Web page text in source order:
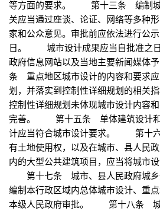
等方面的要求。 第十三条 编制城
关应当通过座谈、论证、网络等多种
家和公众意见。审批前应依法进行公
日。 城市设计成果应当自批准之日
政府信息网站以及当地主要新闻媒
条 重点地区城市设计的内容和要求
划，并落实到控制性详细规划的相
控制性详细规划未体现城市设计内容
完善。 第十五条 单体建筑设计和
计应当符合城市设计要求。 第十
有土地使用权，以及在城市、县人民
内的大型公共建筑项目，应当将城市设
第十七条 城市、县人民政府城乡
编制本行政区域内总体城市设计、重
本级人民政府审批。 第十八条 城